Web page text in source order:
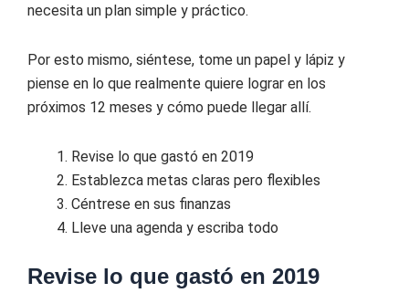
necesita un plan simple y práctico.
Por esto mismo, siéntese, tome un papel y lápiz y
piense en lo que realmente quiere lograr en los
próximos 12 meses y cómo puede llegar allí.
Revise lo que gastó en 2019
Establezca metas claras pero flexibles
Céntrese en sus finanzas
Lleve una agenda y escriba todo
Revise lo que gastó en 2019